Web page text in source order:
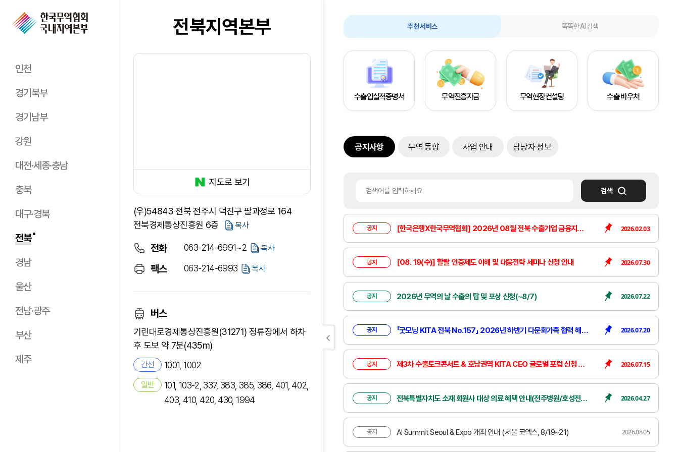
인천
경기북부
경기남부
강원
대전·세종·충남
충북
대구·경북
전북
경남
울산
전남·광주
부산
제주
전북지역본부
지도로 보기
(우)54843 전북 전주시 덕진구 팔과정로 164
전북경제통상진흥원 6층
복사
전화 063-214-6991~2 복사
팩스 063-214-6993 복사
버스
기린대로경제통상진흥원(31271) 정류장에서 하차
후 도보 약 7분(435m)
간선 1001, 1002
일반
101, 103-2, 337, 383, 385, 386, 401, 402,
403, 410, 420, 430, 1994
추천 서비스 똑똑한 AI 검색
수출입실적증명서 무역진흥자금 무역현장컨설팅 수출 바우처
공지사항 무역 동향 사업 안내 담당자 정보
검색
공지 [한국은행X한국무역협회] 2026년 08월 전북 수출기업 금융지원 프로그램 신청 안내(미국 관세 및 중동 사태 피해기업 우대) 2026.02.03
공지 [08. 19(수)] 할랄 인증제도 이해 및 대응전략 세미나 신청 안내 2026.07.30
공지 2026년 무역의 날 수출의 탑 및 포상 신청(~8/7) 2026.07.22
공지 「굿모닝 KITA 전북 No.157」 2026년 하반기 다문화가족 협력 해외마케팅 지원사업 참가업체 모집 2026.07.20
공지 제3차 수출토크콘서트 & 호남권역 KITA CEO 글로벌 포럼 신청 안내 2026.07.15
공지 전북특별자치도 소재 회원사 대상 의료 혜택 안내(전주병원/호성전주병원) 2026.04.27
공지 AI Summit Seoul & Expo 개최 안내 (서울 코엑스, 8/19~21) 2026.08.05